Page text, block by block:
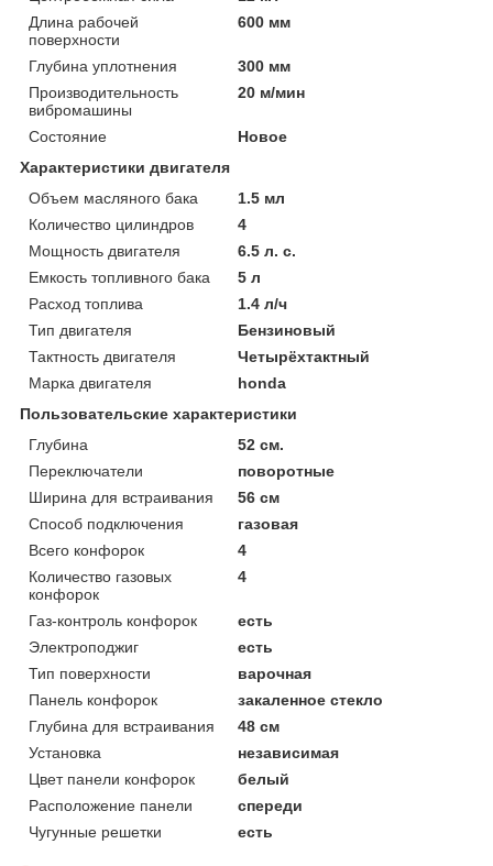
Длина рабочей
поверхности
600 мм
Глубина уплотнения
300 мм
Производительность
вибромашины
20 м/мин
Состояние
Новое
Характеристики двигателя
Объем масляного бака
1.5 мл
Количество цилиндров
4
Мощность двигателя
6.5 л. с.
Емкость топливного бака
5 л
Расход топлива
1.4 л/ч
Тип двигателя
Бензиновый
Тактность двигателя
Четырёхтактный
Марка двигателя
honda
Пользовательские характеристики
Глубина
52 см.
Переключатели
поворотные
Ширина для встраивания
56 см
Способ подключения
газовая
Всего конфорок
4
Количество газовых
конфорок
4
Газ-контроль конфорок
есть
Электроподжиг
есть
Тип поверхности
варочная
Панель конфорок
закаленное стекло
Глубина для встраивания
48 см
Установка
независимая
Цвет панели конфорок
белый
Расположение панели
спереди
Чугунные решетки
есть